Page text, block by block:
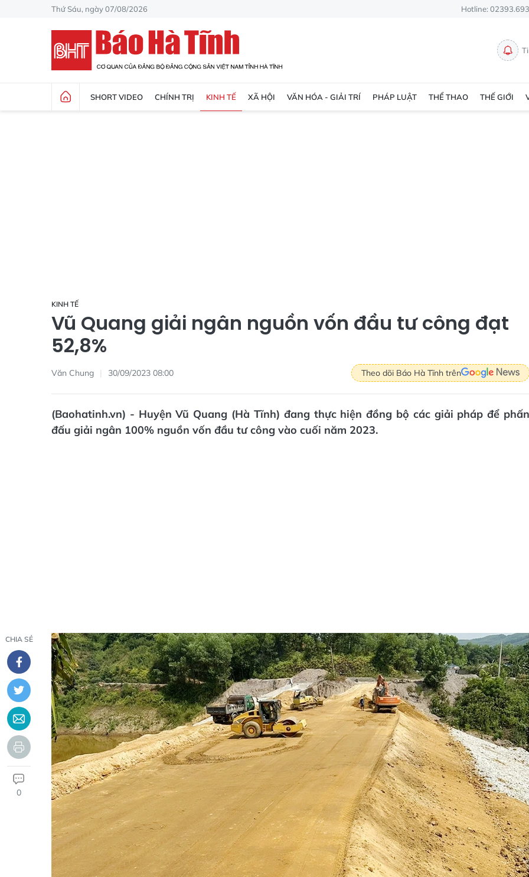
Thứ Sáu, ngày 07/08/2026 Hotline:
SHORT VIDEO CHÍNH TRỊ KINH TẾ XÃ HỘI VĂN HÓA - GIẢI TRÍ PHÁP LUẬT THỂ THAO THẾ GIỚI
KINH TẾ
Vũ Quang giải ngân nguồn vốn đầu tư công đạt
52,8%
Văn Chung 30/09/2023 08:00 Theo dõi Báo Hà Tĩnh trên
(Baohatinh.vn) - Huyện Vũ Quang (Hà Tĩnh) đang thực hiện đồng bộ các giải pháp để phấn
đấu giải ngân 100% nguồn vốn đầu tư công vào cuối năm 2023.
CHIA SẺ
0